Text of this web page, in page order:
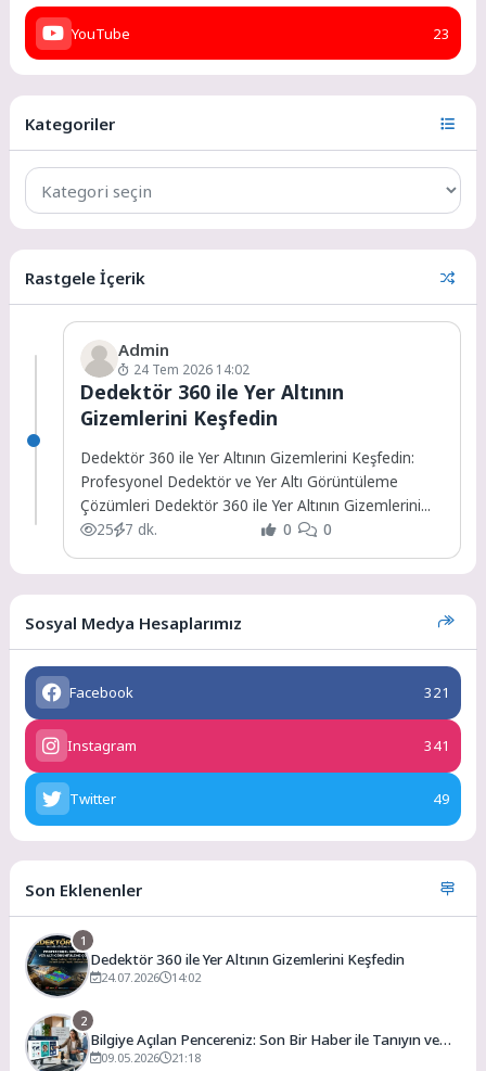
YouTube 23
Kategoriler
Rastgele İçerik
Admin
24 Tem 2026 14:02
Dedektör 360 ile Yer Altının
Gizemlerini Keşfedin
Dedektör 360 ile Yer Altının Gizemlerini Keşfedin:
Profesyonel Dedektör ve Yer Altı Görüntüleme
Çözümleri Dedektör 360 ile Yer Altının Gizemlerini...
25
7 dk. 0 0
Sosyal Medya Hesaplarımız
Facebook 321
Instagram 341
Twitter 49
Son Eklenenler
1
Dedektör 360 ile Yer Altının Gizemlerini Keşfedin
24.07.2026 14:02
2
Bilgiye Açılan Pencereniz: Son Bir Haber ile Tanıyın ve
Keşfedin
09.05.2026 21:18